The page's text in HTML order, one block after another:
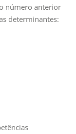
número anterior
determinantes: